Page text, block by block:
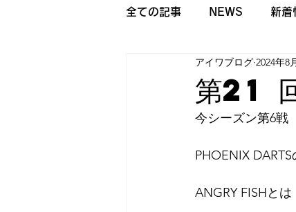
全ての記事 NEWS 新着
旅行・観光 アウトドア
アイワゴルフ部 アイワ
第21
アイワブログ 2024年8
今シーズン第6戦
PHOENIX
ANGRY FISHとは